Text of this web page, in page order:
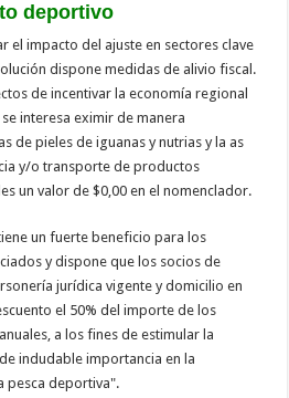
deportivo
el impacto del ajuste en sectores clave
dispone medidas de alivio fiscal.
de incentivar la economía regional
interesa eximir de manera
de pieles de iguanas y nutrias y la as
y/o transporte de productos
un valor de $0,00 en el nomenclador.
un fuerte beneficio para los
y dispone que los socios de
jurídica vigente y domicilio en
el 50% del importe de los
a los fines de estimular la
indudable importancia en la
pesca deportiva".